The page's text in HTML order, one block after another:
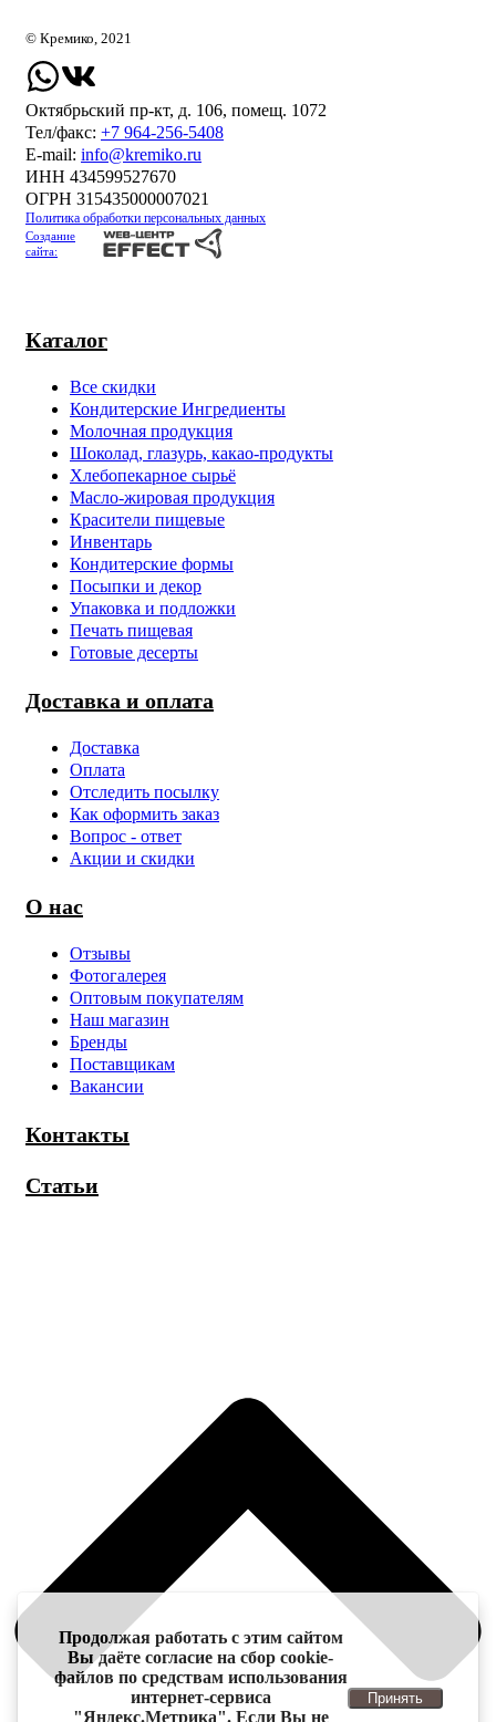
Каталог
Все скидки
Кондитерские Ингредиенты
Молочная продукция
Шоколад, глазурь, какао-продукты
Хлебопекарное сырьё
Масло-жировая продукция
Красители пищевые
Инвентарь
Кондитерские формы
Посыпки и декор
Упаковка и подложки
Печать пищевая
Готовые десерты
Доставка и оплата
Доставка
Оплата
Отследить посылку
Как оформить заказ
Вопрос - ответ
Акции и скидки
О нас
Отзывы
Фотогалерея
Оптовым покупателям
Наш магазин
Бренды
Поставщикам
Вакансии
Контакты
Статьи
© Кремико, 2021
Октябрьский пр-кт, д. 106, помещ. 1072
Тел/факс: +7 964-256-5408
Е-mail: info@kremiko.ru
ИНН 434599527670
ОГРН 315435000007021
Политика обработки персональных данных
Создание
сайта:
Продолжая работать с этим сайтом
Вы даёте согласие на сбор cookie-
файлов по средствам использования
интернет-сервиса
"Яндекс.Метрика". Если Вы не
Принять